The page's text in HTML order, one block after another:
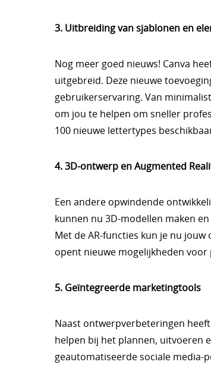
3. Uitbreiding van sjablonen en
Nog meer goed nieuws! Canva
uitgebreid. Deze nieuwe
gebruikerservaring. Van
om jou te helpen om sneller
100 nieuwe lettertypes
4. 3D-ontwerp en Augmented
Een andere opwindende
kunnen nu 3D-modellen maken
Met de AR-functies kun je nu
opent nieuwe mogelijkheden
5. Geïntegreerde marketingtools
Naast ontwerpverbeteringen
helpen bij het plannen, uitvoeren
geautomatiseerde sociale media-